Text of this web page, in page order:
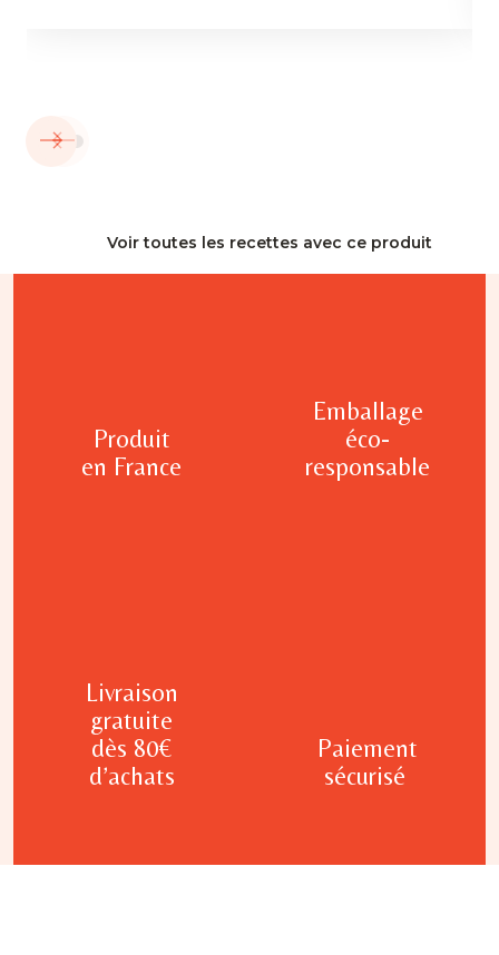
Voir toutes les recettes avec ce produit
Produit
en France
Emballage
éco-
responsable
Livraison
gratuite
dès 80€
d’achats
Paiement
sécurisé